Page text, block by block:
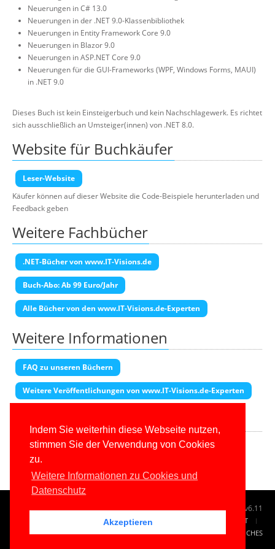
Indem Sie weiterhin diese Webseite nutzen,
stimmen Sie der Verwendung von Cookies
zu.
Weitere Informationen zu Cookies und
Datenschutz
Akzeptieren
Neuerungen in C# 13.0
Neuerungen in der .NET 9.0-Klassenbibliothek
Neuerungen in Entity Framework Core 9.0
Neuerungen in Blazor 9.0
Neuerungen in ASP.NET Core 9.0
Neuerungen für die GUI-Frameworks (WPF, Windows Forms, MAUI)
in .NET 9.0
Dieses Buch ist kein Einsteigerbuch und kein Nachschlagewerk. Es richtet
sich ausschließlich an Umsteiger(innen) von .NET 8.0.
Website für Buchkäufer
Leser-Website
Käufer können auf dieser Website die Code-Beispiele herunterladen und
Feedback geben
Weitere Fachbücher
.NET-Bücher von www.IT-Visions.de
Buch-Abo: Ab 99 Euro/Jahr
Alle Bücher von den www.IT-Visions.de-Experten
Weitere Informationen
FAQ zu unseren Büchern
Weitere Veröffentlichungen von www.IT-Visions.de-Experten
Diese Seite enthält Partner-Links. Wenn Sie auf einen Amazon-Link
klicken und dort kaufen, erhalten wir eine Provision.
© 1996-2026www.IT-Visions.at-Dr. Holger Schwichtenberg v6.11
TAG CLOUD
KONTAKT
IMPRESSUM
RECHTLICHES